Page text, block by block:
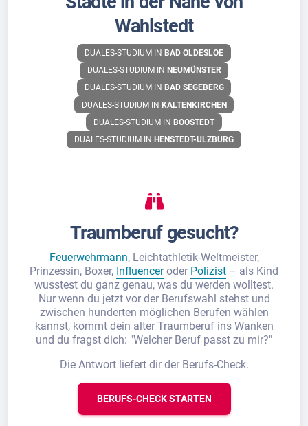
Wahlstedt
DUALES-STUDIUM IN BAD OLDESLOE
DUALES-STUDIUM IN NEUMÜNSTER
DUALES-STUDIUM IN BAD SEGEBERG
DUALES-STUDIUM IN KALTENKIRCHEN
DUALES-STUDIUM IN BOOSTEDT
DUALES-STUDIUM IN HENSTEDT-ULZBURG
Traumberuf gesucht?
Feuerwehrmann, Leichtathletik-Weltmeister,
Prinzessin, Boxer, Influenceroder Polizist – als Kind
wusstest du ganz genau, was du werden wolltest.
Nur wenn du jetzt vor der Berufswahl stehst und
zwischen hunderten möglichen Berufen wählen
kannst, kommt dein alter Traumberuf ins Wanken
und du fragst dich: "Welcher Beruf passt zu mir?"
Die Antwort liefert dir der Berufs-Check.
BERUFS-CHECK STARTEN